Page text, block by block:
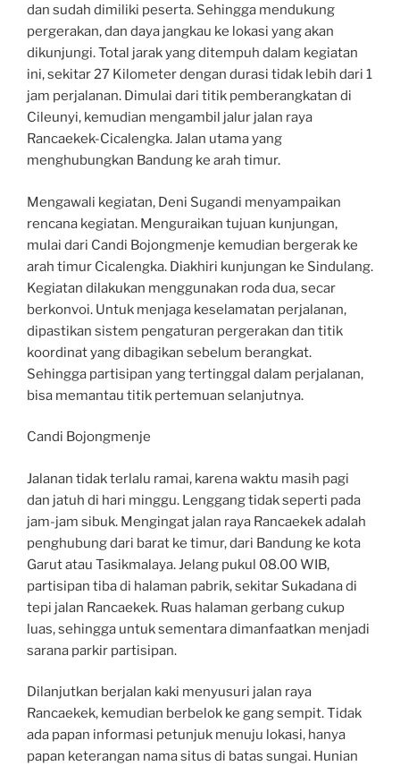
dan sudah dimiliki peserta. Sehingga mendukung
pergerakan, dan daya jangkau ke lokasi yang akan
dikunjungi. Total jarak yang ditempuh dalam kegiatan
ini, sekitar 27 Kilometer dengan durasi tidak lebih dari 1
jam perjalanan. Dimulai dari titik pemberangkatan di
Cileunyi, kemudian mengambil jalur jalan raya
Rancaekek-Cicalengka. Jalan utama yang
menghubungkan Bandung ke arah timur.
Mengawali kegiatan, Deni Sugandi menyampaikan
rencana kegiatan. Menguraikan tujuan kunjungan,
mulai dari Candi Bojongmenje kemudian bergerak ke
arah timur Cicalengka. Diakhiri kunjungan ke Sindulang.
Kegiatan dilakukan menggunakan roda dua, secar
berkonvoi. Untuk menjaga keselamatan perjalanan,
dipastikan sistem pengaturan pergerakan dan titik
koordinat yang dibagikan sebelum berangkat.
Sehingga partisipan yang tertinggal dalam perjalanan,
bisa memantau titik pertemuan selanjutnya.
Candi Bojongmenje
Jalanan tidak terlalu ramai, karena waktu masih pagi
dan jatuh di hari minggu. Lenggang tidak seperti pada
jam-jam sibuk. Mengingat jalan raya Rancaekek adalah
penghubung dari barat ke timur, dari Bandung ke kota
Garut atau Tasikmalaya. Jelang pukul 08.00 WIB,
partisipan tiba di halaman pabrik, sekitar Sukadana di
tepi jalan Rancaekek. Ruas halaman gerbang cukup
luas, sehingga untuk sementara dimanfaatkan menjadi
sarana parkir partisipan.
Dilanjutkan berjalan kaki menyusuri jalan raya
Rancaekek, kemudian berbelok ke gang sempit. Tidak
ada papan informasi petunjuk menuju lokasi, hanya
papan keterangan nama situs di batas sungai. Hunian